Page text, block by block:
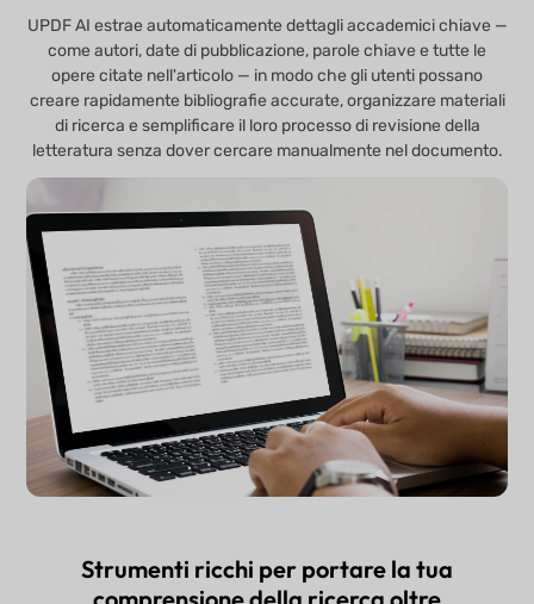
UPDF AI estrae automaticamente dettagli accademici chiave —
come autori, date di pubblicazione, parole chiave e tutte le
opere citate nell'articolo — in modo che gli utenti possano
creare rapidamente bibliografie accurate, organizzare materiali
di ricerca e semplificare il loro processo di revisione della
letteratura senza dover cercare manualmente nel documento.
Strumenti ricchi per portare la tua